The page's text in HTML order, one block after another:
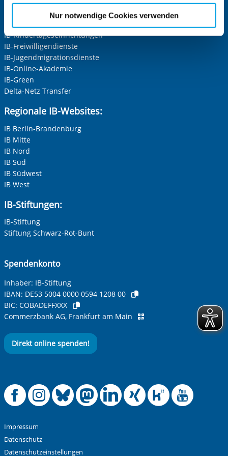
Cookies, die erforderlich zur Bereitstellung der von Ihnen
aufgerufenen und somit gewünschten Website-
Funktionen sind. Diese Cookies setzen wir aufgrund
berechtigter Interessen und daher unabhängig von einer
Einwilligung.
Nur notwendige Cookies verwenden
IB-Personalentwicklung
IB-Schulen
IB-Kindertageseinrichtungen
IB-Freiwilligendienste
IB-Jugendmigrationsdienste
IB-Online-Akademie
IB-Green
Delta-Netz Transfer
Regionale IB-Websites:
IB Berlin-Brandenburg
IB Mitte
IB Nord
IB Süd
IB Südwest
IB West
IB-Stiftungen:
IB-Stiftung
Stiftung Schwarz-Rot-Bunt
Spendenkonto
Inhaber: IB-Stiftung
IBAN: DE53 5004 0000 0594 1208 00
BIC: COBADEFFXXX
Commerzbank AG, Frankfurt am Main
Direkt online spenden!
Offizielle
Offizielle
Offizielle
Offizielle
Offizielle
Impressum
Datenschutz
Datenschutzeinstellungen